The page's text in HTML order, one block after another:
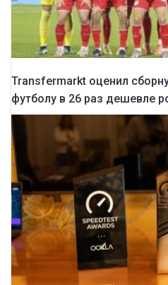
Transfermarkt оценил
футболу в 26 раз дешевле